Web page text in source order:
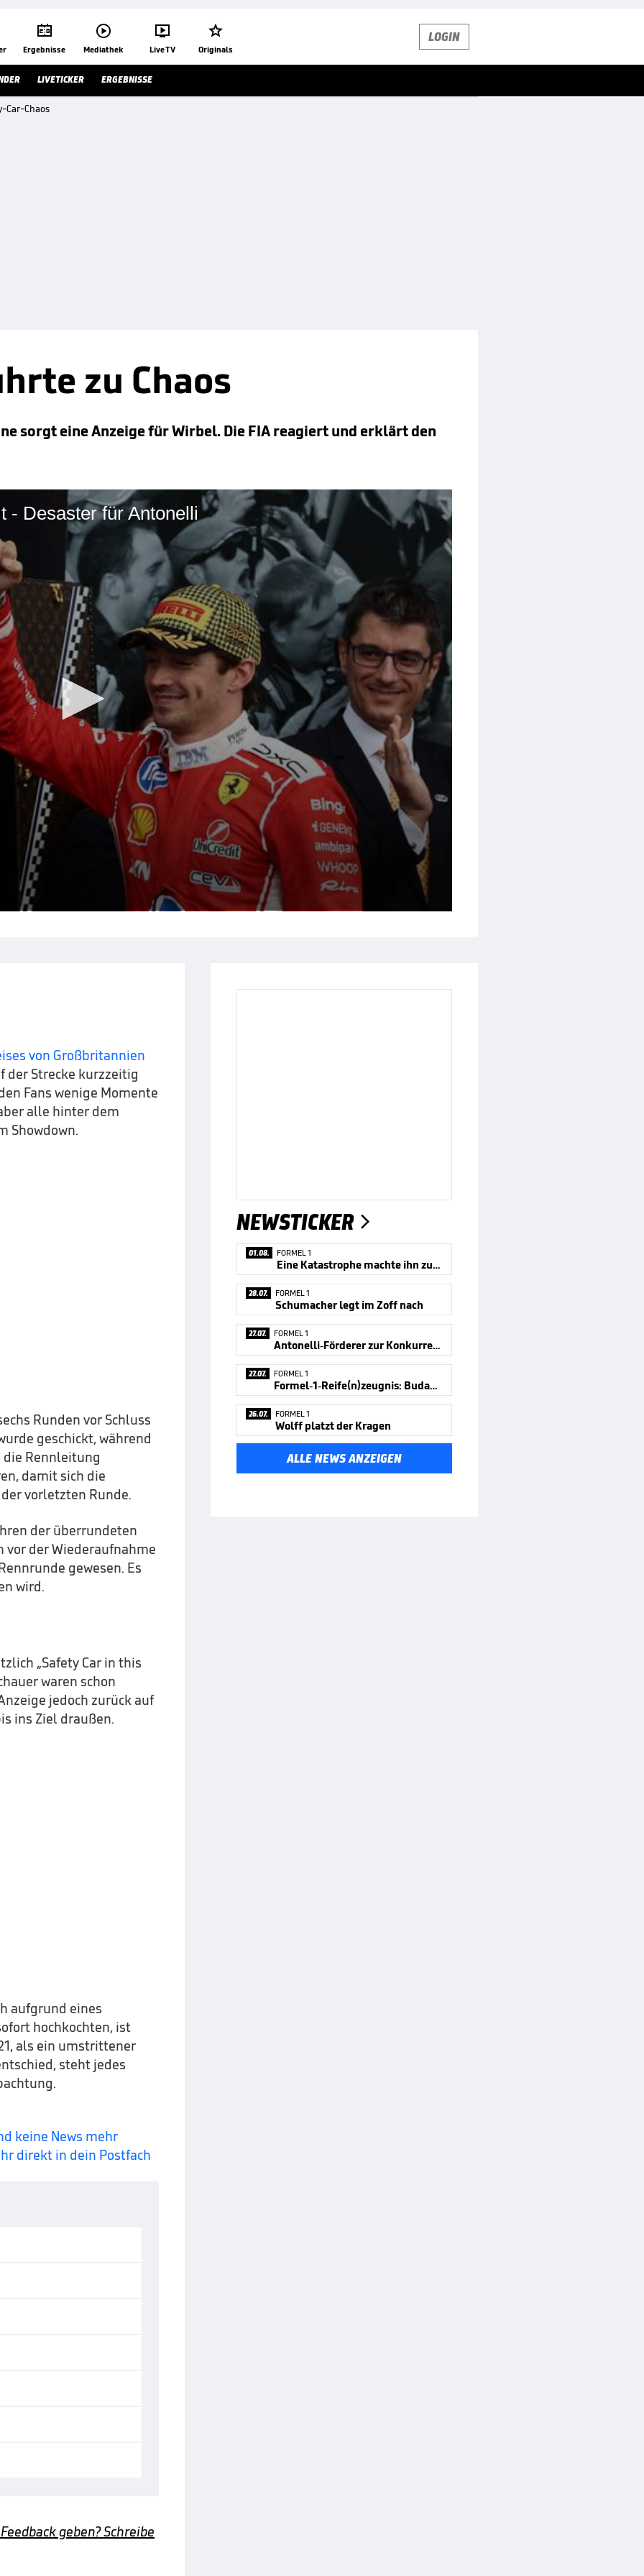

Ergebnisse

Mediathek

Live TV

Originals
LOGIN
LIVETICKER ERGEBNISSE
Car-Chaos
zu Chaos
sorgt eine Anzeige für Wirbel. Die FIA reagiert und erklärt den
- Desaster für Antonelli
von Großbritannien
der Strecke kurzzeitig
Fans wenige Momente
alle hinter dem
Showdown.
Runden vor Schluss
geschickt, während
die Rennleitung
damit sich die
vorletzten Runde.
der überrundeten
vor der Wiederaufnahme
gewesen. Es
wird.
„Safety Car in this
waren schon
jedoch zurück auf
ins Ziel draußen.
aufgrund eines
hochkochten, ist
als ein umstrittener
steht jedes
keine News mehr
direkt in dein Postfach
geben? Schreibe
NEWSTICKER 
01.08. FORMEL 1
Eine Katastrophe machte ihn zum Mythos
28.07. FORMEL 1
Schumacher legt im Zoff nach
27.07. FORMEL 1
Antonelli-Förderer zur Konkurrenz
27.07. FORMEL 1
Formel-1-Reife(n)zeugnis: Budapest
26.07. FORMEL 1
Wolff platzt der Kragen
ALLE NEWS ANZEIGEN